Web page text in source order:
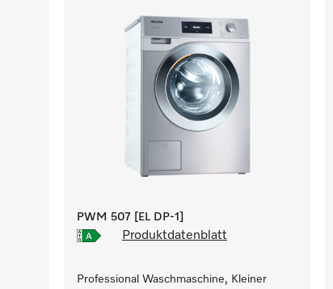
PWM 507 [EL DP-1]
Produktdatenblatt
Professional Waschmaschine, Kleiner